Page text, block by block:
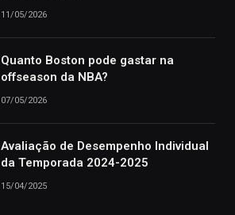
11/05/2026
Quanto Boston pode gastar na
offseason da NBA?
07/05/2026
Avaliação de Desempenho Individual
da Temporada 2024-2025
15/04/2025